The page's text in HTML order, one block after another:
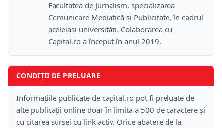
Facultatea de Jurnalism, specializarea
Comunicare Mediatică și Publicitate, în cadrul
aceleiași universități. Colaborarea cu
Capital.ro a început în anul 2019.
CONDIȚII DE PRELUARE
Informațiile publicate de capital.ro pot fi preluate de
alte publicații online doar în limita a 500 de caractere și
cu citarea sursei cu link activ. Orice abatere de la